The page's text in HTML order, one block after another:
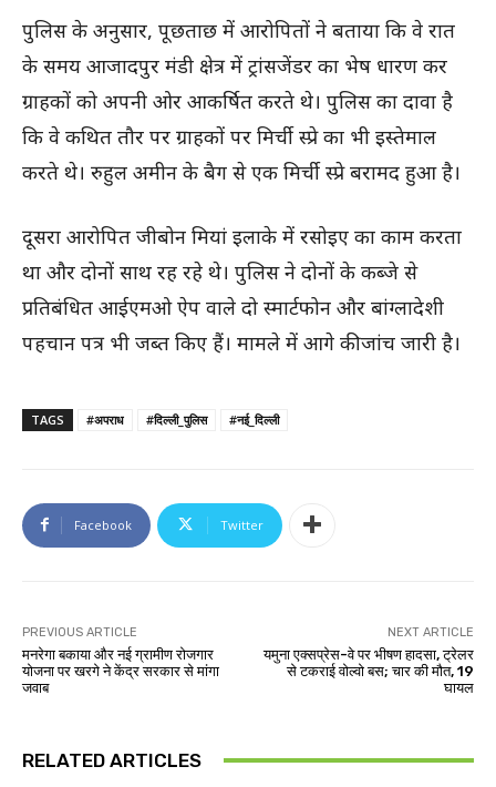
पुलिस के अनुसार, पूछताछ में आरोपितों ने बताया कि वे रात
के समय आजादपुर मंडी क्षेत्र में ट्रांसजेंडर का भेष धारण कर
ग्राहकों को अपनी ओर आकर्षित करते थे। पुलिस का दावा है
कि वे कथित तौर पर ग्राहकों पर मिर्ची स्प्रे का भी इस्तेमाल
करते थे। रुहुल अमीन के बैग से एक मिर्ची स्प्रे बरामद हुआ है।
दूसरा आरोपित जीबोन मियां इलाके में रसोइए का काम करता
था और दोनों साथ रह रहे थे। पुलिस ने दोनों के कब्जे से
प्रतिबंधित आईएमओ ऐप वाले दो स्मार्टफोन और बांग्लादेशी
पहचान पत्र भी जब्त किए हैं। मामले में आगे की जांच जारी है।
TAGS #अपराध #दिल्ली_पुलिस #नई_दिल्ली
Facebook Twitter
PREVIOUS ARTICLE
मनरेगा बकाया और नई ग्रामीण रोजगार
योजना पर खरगे ने केंद्र सरकार से मांगा
जवाब
NEXT ARTICLE
यमुना एक्सप्रेस-वे पर भीषण हादसा, ट्रेलर
से टकराई वोल्वो बस; चार की मौत, 19
घायल
RELATED ARTICLES